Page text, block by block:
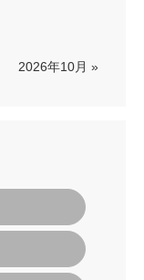
2026年10月 »